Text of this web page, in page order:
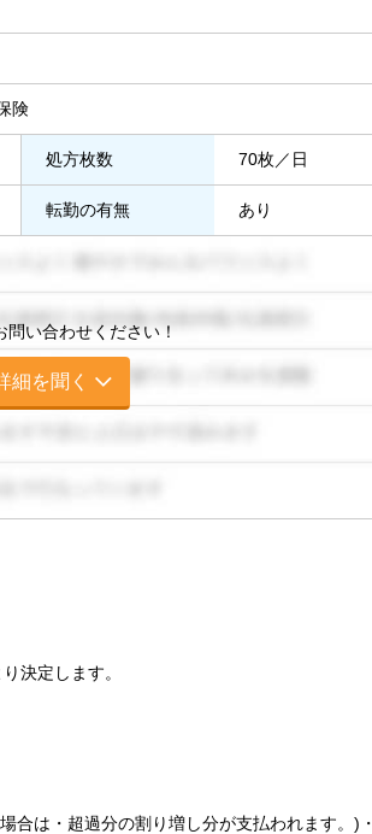
険
処方枚数 70枚／日
転勤の有無 あり
い合わせください！
細を聞く
決定します。
合は・超過分の割り増し分が支払われます。)・